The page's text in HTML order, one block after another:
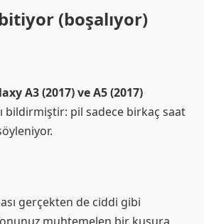
(boşalıyor)
A3 (2017) ve A5 (2017)
bildirmiştir: pil sadece birkaç saat
gerçekten de ciddi gibi